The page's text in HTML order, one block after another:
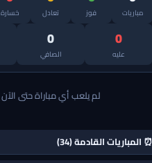
مباريات فوز تعادل خسارة
0
عليه
0
الصافي
لم يلعب أي مباراة حتى الآن
⏰ المباريات القادمة (34)